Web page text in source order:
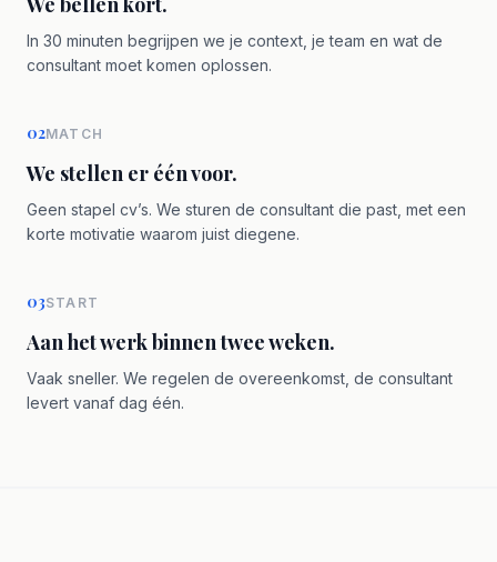
In 30 minuten begrijpen we je context, je team en wat de
consultant moet komen oplossen.
02MATCH
We stellen er één voor.
Geen stapel cv’s. We sturen de consultant die past, met een
korte motivatie waarom juist diegene.
03START
Aan het werk binnen twee weken.
Vaak sneller. We regelen de overeenkomst, de consultant
levert vanaf dag één.